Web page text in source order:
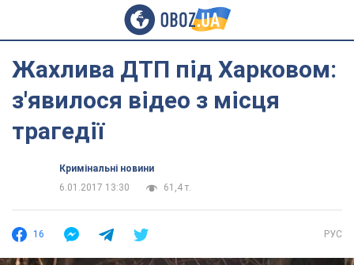
Жахлива ДТП під Харковом:
з'явилося відео з місця
трагедії
Кримінальні новини
6.01.2017 13:30
61,4 т.
16 РУС